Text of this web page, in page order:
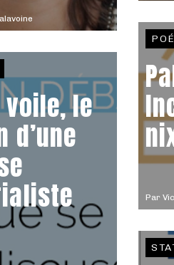
Par
le
d’une